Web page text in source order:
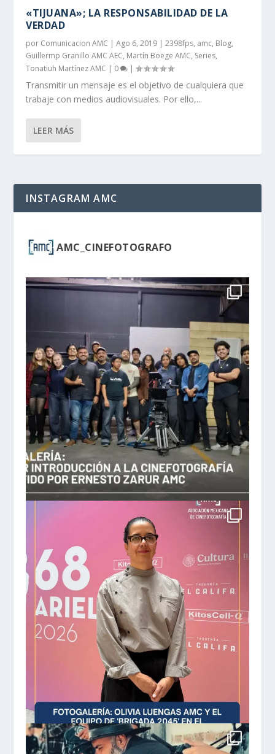
«TIJUANA»; LA RESPONSABILIDAD DE LA
VERDAD
por Comunicacion AMC |Ago 6, 2019 |2398fps, amc, Blog,
Guillermp Granillo AMC AEC, Martín Boege AMC, Series,
Tonatiuh Martínez AMC | 0 |
Transmitir un mensaje es el objetivo de cualquiera que
trabaje con medios audiovisuales. Por ello,...
LEER MÁS
INSTAGRAM AMC
AMC_CINEFOTOGRAFO